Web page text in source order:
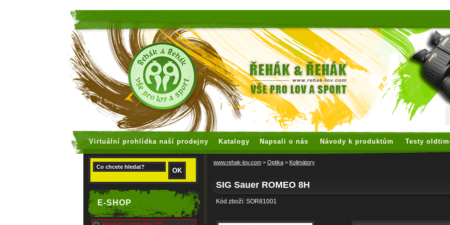
Virtuální prohlídka naší prodejny Katalogy Napsali o nás Návody k produktům Testy
E-SHOP
www.rehak-lov.com > Optika > Kolimátory
SIG Sauer ROMEO 8H
Kód zboží: SOR81001